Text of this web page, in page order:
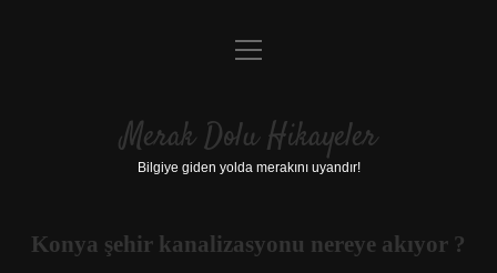
Anasayfa
Yasal Uyarı
menüyü
Merak Dolu Hikayeler
Bilgiye giden yolda merakını uyandır!
Konya şehir kanalizasyonu nereye akıyor ?